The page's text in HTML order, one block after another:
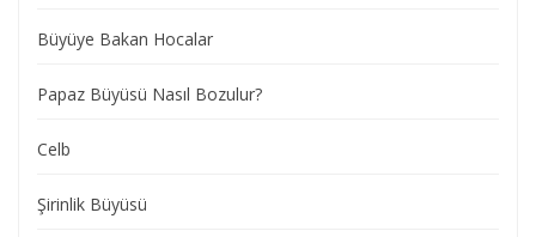
Büyüye Bakan Hocalar
Papaz Büyüsü Nasıl Bozulur?
Celb
Şirinlik Büyüsü